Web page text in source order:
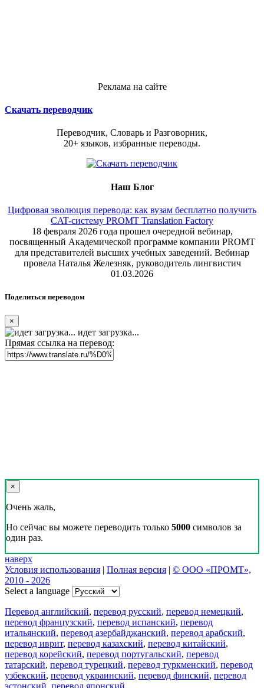
Реклама на сайте
Скачать переводчик
Переводчик, Словарь и Разговорник,
20+ языков, избранные переводы.
Наш Блог
Цифровая эволюция перевода: как вузам бесплатно получить
CAT-систему PROMT Translation Factory
18 февраля 2026 года прошел очередной вебинар,
посвященный Академической программе компании PROMT
для представителей высших учебных заведений. Вебинар
провела Наталья Железняк, руководитель лингвистич
01.03.2026
Поделиться переводом
×
идет загрузка...
Прямая ссылка на перевод:
×
Очень жаль,
Но сейчас вы можете переводить только 5000 символов за
один раз.
наверх
Условия использования | Полная версия | © ООО «ПРОМТ»,
2010 - 2026
Select a language
Перевод английский, перевод русский, перевод немецкий,
перевод французский, перевод испанский, перевод
итальянский, перевод азербайджанский, перевод арабский,
перевод иврит, перевод казахский, перевод китайский,
перевод корейский, перевод португальский, перевод
татарский, перевод турецкий, перевод туркменский, перевод
узбекский, перевод украинский, перевод финский, перевод